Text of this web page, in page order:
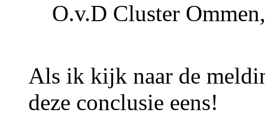
O.v.D Cluster
Als ik kijk naar de
deze conclusie eens!